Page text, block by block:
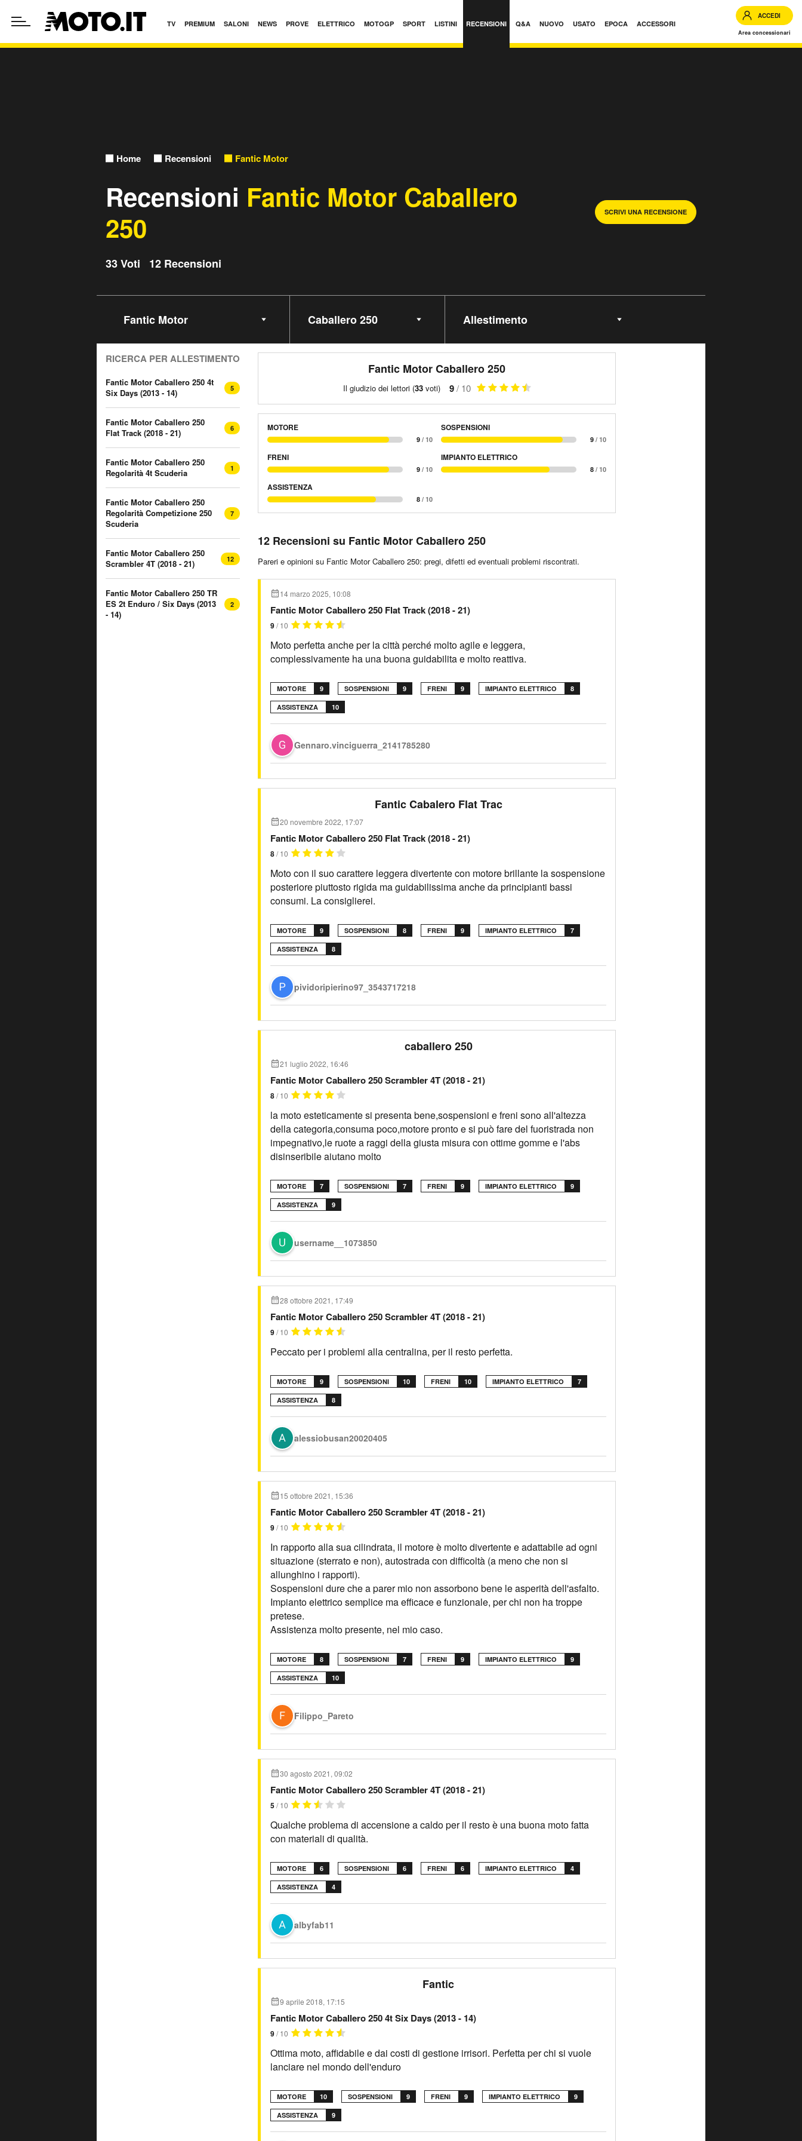
TV PREMIUM SALONI NEWS PROVE ELETTRICO MOTOGP SPORT LISTINI RECENSIONI Q&A NUOVO USATO EPOCA ACCESSORI
ACCEDI
Area concessionari
Home Recensioni Fantic Motor
Recensioni Fantic Motor Caballero
250
SCRIVI UNA RECENSIONE
33 Voti 12 Recensioni
Seleziona Marca Seleziona Modello Seleziona Allestimento
RICERCA PER ALLESTIMENTO
Fantic Motor Caballero 250 4t
Six Days (2013 - 14)
5
Fantic Motor Caballero 250
Flat Track (2018 - 21)
6
Fantic Motor Caballero 250
Regolarità 4t Scuderia
1
Fantic Motor Caballero 250
Regolarità Competizione 250
Scuderia
7
Fantic Motor Caballero 250
Scrambler 4T (2018 - 21)
12
Fantic Motor Caballero 250 TR
ES 2t Enduro / Six Days (2013
- 14)
2
Fantic Motor Caballero 250
Il giudizio dei lettori (33voti) 9/ 10
MOTORE
9 / 10
SOSPENSIONI
9 / 10
FRENI
9 / 10
IMPIANTO ELETTRICO
8 / 10
ASSISTENZA
8 / 10
12 Recensioni su Fantic Motor Caballero 250
Pareri e opinioni su Fantic Motor Caballero 250: pregi, difetti ed eventuali problemi riscontrati.
14 marzo 2025, 10:08
Fantic Motor Caballero 250 Flat Track (2018 - 21)
9/ 10
Moto perfetta anche per la città perché molto agile e leggera,
complessivamente ha una buona guidabilita e molto reattiva.
MOTORE 9 SOSPENSIONI 9 FRENI 9 IMPIANTO ELETTRICO 8
ASSISTENZA 10
Gennaro.vinciguerra_2141785280
Fantic Cabalero Flat Trac
20 novembre 2022, 17:07
Fantic Motor Caballero 250 Flat Track (2018 - 21)
8/ 10
Moto con il suo carattere leggera divertente con motore brillante la sospensione
posteriore piuttosto rigida ma guidabilissima anche da principianti bassi
consumi. La consiglierei.
MOTORE 9 SOSPENSIONI 8 FRENI 9 IMPIANTO ELETTRICO 7
ASSISTENZA 8
pividoripierino97_3543717218
caballero 250
21 luglio 2022, 16:46
Fantic Motor Caballero 250 Scrambler 4T (2018 - 21)
8/ 10
la moto esteticamente si presenta bene,sospensioni e freni sono all'altezza
della categoria,consuma poco,motore pronto e si può fare del fuoristrada non
impegnativo,le ruote a raggi della giusta misura con ottime gomme e l'abs
disinseribile aiutano molto
MOTORE 7 SOSPENSIONI 7 FRENI 9 IMPIANTO ELETTRICO 9
ASSISTENZA 9
username__1073850
28 ottobre 2021, 17:49
Fantic Motor Caballero 250 Scrambler 4T (2018 - 21)
9/ 10
Peccato per i problemi alla centralina, per il resto perfetta.
MOTORE 9 SOSPENSIONI 10 FRENI 10 IMPIANTO ELETTRICO 7
ASSISTENZA 8
alessiobusan20020405
15 ottobre 2021, 15:36
Fantic Motor Caballero 250 Scrambler 4T (2018 - 21)
9/ 10
In rapporto alla sua cilindrata, il motore è molto divertente e adattabile ad ogni
situazione (sterrato e non), autostrada con difficoltà (a meno che non si
allunghino i rapporti).
Sospensioni dure che a parer mio non assorbono bene le asperità dell'asfalto.
Impianto elettrico semplice ma efficace e funzionale, per chi non ha troppe
pretese.
Assistenza molto presente, nel mio caso.
MOTORE 8 SOSPENSIONI 7 FRENI 9 IMPIANTO ELETTRICO 9
ASSISTENZA 10
Filippo_Pareto
30 agosto 2021, 09:02
Fantic Motor Caballero 250 Scrambler 4T (2018 - 21)
5/ 10
Qualche problema di accensione a caldo per il resto è una buona moto fatta
con materiali di qualità.
MOTORE 6 SOSPENSIONI 6 FRENI 6 IMPIANTO ELETTRICO 4
ASSISTENZA 4
albyfab11
Fantic
9 aprile 2018, 17:15
Fantic Motor Caballero 250 4t Six Days (2013 - 14)
9/ 10
Ottima moto, affidabile e dai costi di gestione irrisori. Perfetta per chi si vuole
lanciare nel mondo dell'enduro
MOTORE 10 SOSPENSIONI 9 FRENI 9 IMPIANTO ELETTRICO 9
ASSISTENZA 9